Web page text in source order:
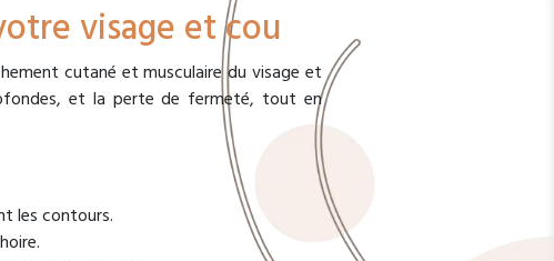
visage et cou
cutané et musculaire du visage et
et la perte de fermeté, tout en
les contours.